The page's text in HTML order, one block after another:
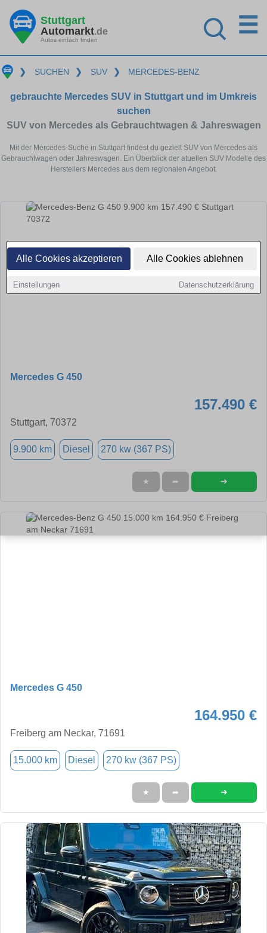
Alle Cookies akzeptieren Alle Cookies ablehnen
Einstellungen Datenschutzerklärung
Stuttgart
Automarkt.de
Autos einfach finden
☰
❯ SUCHEN ❯ SUV ❯ MERCEDES-BENZ
gebrauchte Mercedes SUV in Stuttgart und im Umkreis
suchen
SUV von Mercedes als Gebrauchtwagen & Jahreswagen
Mit der Mercedes-Suche in Stuttgart findest du gezielt SUV von Mercedes als
Gebrauchtwagen oder Jahreswagen. Ein Überblick der atuellen SUV Modelle des
Herstellers Mercedes aus dem regionalen Angebot.
Mercedes G 450
157.490 €
Stuttgart, 70372
9.900 km Diesel 270 kw (367 PS)
★ ➦ ➜
Mercedes G 450
164.950 €
Freiberg am Neckar, 71691
15.000 km Diesel 270 kw (367 PS)
★ ➦ ➜